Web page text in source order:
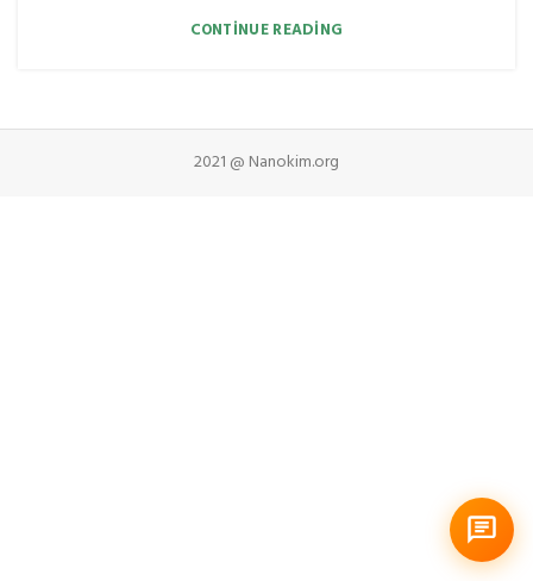
CONTINUE READING
2021 @ Nanokim.org